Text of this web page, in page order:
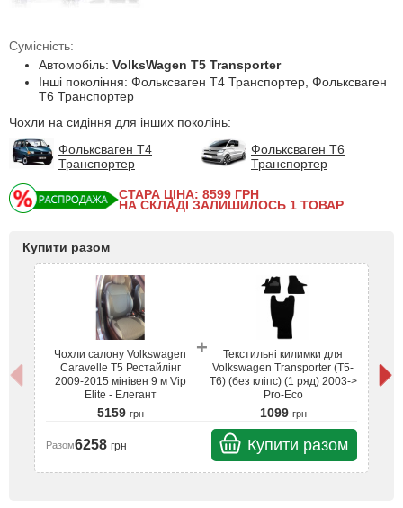
Сумісність:
Автомобіль: VolksWagen T5 Transporter
Інші покоління: Фольксваген Т4 Транспортер, Фольксваген
Т6 Транспортер
Чохли на сидіння для інших поколінь:
Фольксваген Т4
Транспортер
Фольксваген Т6
Транспортер
СТАРА ЦІНА: 8599 ГРН
НА СКЛАДІ ЗАЛИШИЛОСЬ 1 ТОВАР
Купити разом
Чохли салону Volkswagen
Caravelle T5 Рестайлінг
2009-2015 мінівен 9 м Vip
Elite - Елегант
5159 грн
+
Текстильні килимки для
Volkswagen Transporter (T5-
T6) (без кліпс) (1 ряд) 2003->
Pro-Eco
1099 грн
Разом6258 грн Купити разом